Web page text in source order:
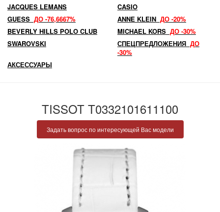
JACQUES LEMANS
CASIO
GUESS ДО -76,6667% ANNE KLEIN ДО -20%
BEVERLY HILLS POLO CLUB
MICHAEL KORS ДО -30%
SWAROVSKI
СПЕЦПРЕДЛОЖЕНИЯ ДО
-30%
АКСЕССУАРЫ
TISSOT T0332101611100
Задать вопрос по интересующей Вас модели